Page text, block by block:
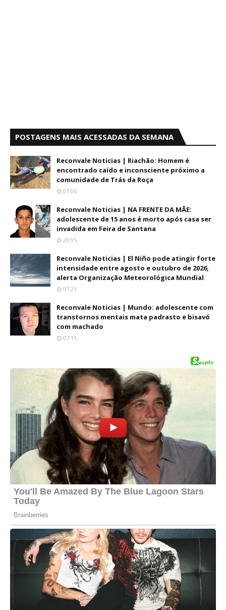
POSTAGENS MAIS ACESSADAS DA SEMANA
Reconvale Noticias | Riachão: Homem é
encontrado caído e inconsciente próximo a
comunidade de Trás da Roça
07:06
Reconvale Noticias | NA FRENTE DA MÃE:
adolescente de 15 anos é morto após casa ser
invadida em Feira de Santana
20:05
Reconvale Noticias | El Niño pode atingir forte
intensidade entre agosto e outubro de 2026,
alerta Organização Meteorológica Mundial
07:21
Reconvale Noticias | Mundo: adolescente com
transtornos mentais mata padrasto e bisavó
com machado
07:15